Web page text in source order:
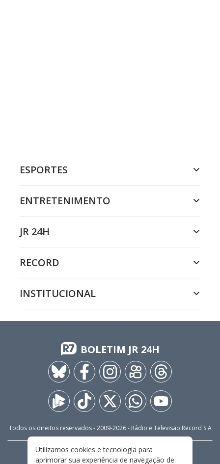
ESPORTES
ENTRETENIMENTO
JR 24H
RECORD
INSTITUCIONAL
BOLETIM JR 24H
Todos os direitos reservados - 2009-2026- Rádio e Televisão Record S.A
FALE CONOSCO
PRIVACIDADE
Utilizamos cookies e tecnologia para
aprimorar sua experiência de navegação de